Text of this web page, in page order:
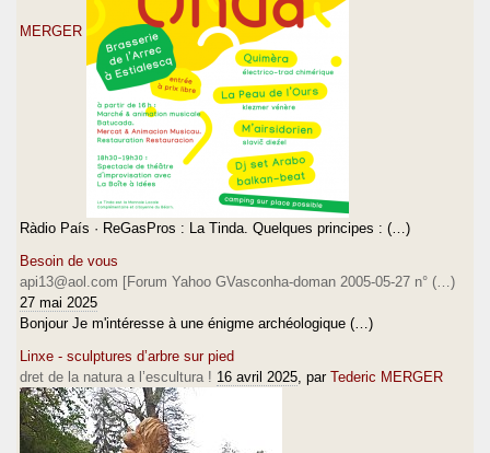
MERGER
Ràdio País · ReGasPros : La Tinda. Quelques principes : (…)
Besoin de vous
api13@aol.com [Forum Yahoo GVasconha-doman 2005-05-27 n° (…)
27 mai 2025
Bonjour Je m'intéresse à une énigme archéologique (…)
Linxe - sculptures d’arbre sur pied
dret de la natura a l’escultura ! 16 avril 2025 , par Tederic MERGER